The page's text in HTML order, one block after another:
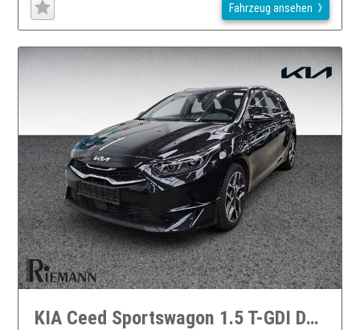
Fahrzeug ansehen
KIA Ceed Sportswagon 1.5 T-GDI DCT Spirit + Totwinkelassistent